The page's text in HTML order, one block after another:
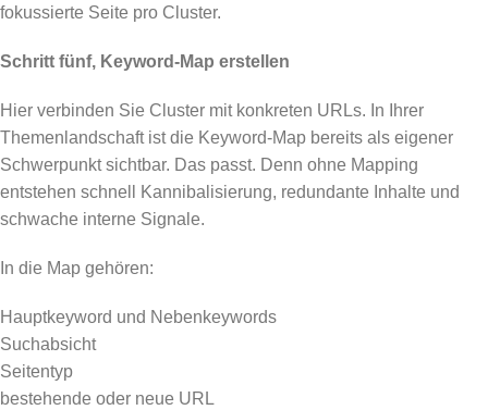
fokussierte Seite pro Cluster.
Schritt fünf, Keyword-Map erstellen
Hier verbinden Sie Cluster mit konkreten URLs. In Ihrer
Themenlandschaft ist die Keyword-Map bereits als eigener
Schwerpunkt sichtbar. Das passt. Denn ohne Mapping
entstehen schnell Kannibalisierung, redundante Inhalte und
schwache interne Signale.
In die Map gehören:
Hauptkeyword und Nebenkeywords
Suchabsicht
Seitentyp
bestehende oder neue URL